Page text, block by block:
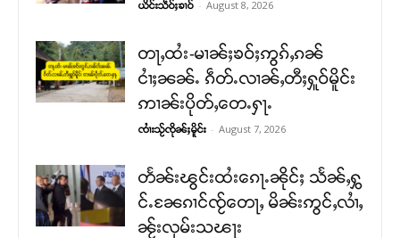
ယိင်းသဵဝ်ႈၶၢဝ် - August 8, 2026
တႃႇထႆး-မၢၼ်ႈၶဝ်ႈဢွၵ်ႇၵၼ်
ငၢႆႈၼၼ်ႉ ၵဵတ်ႉလၢၼ်ႇတီႈႁူဝ်မိူင်း
ဢၢၼ်းပိုတ်ႇတေႉႁႃႉ
ၸၢႆးသႂ်ၸိုၼ်ႈမိူင်း - August 7, 2026
တႅၼ်းၽွင်းထႆးၵေႃႉၼိုင်ႈ သႅၼ်ႇႁွ
င်ႉၼႄၵၢင်ၸႂ်တေႃႇ မိၼ်းဢွင်ႇလၢႆႇ
ၼႂ်းလုမ်းသၽႃး